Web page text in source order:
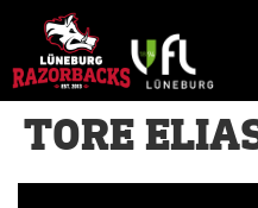
TORE